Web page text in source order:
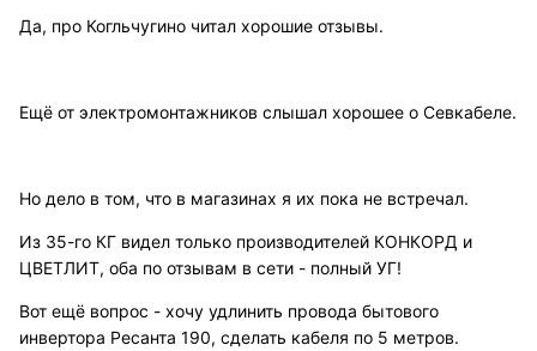
Да, про Когльчугино читал хорошие отзывы.
Ещё от электромонтажников слышал хорошее о Севкабеле.
Но дело в том, что в магазинах я их пока не встречал.
Из 35-го КГ видел только производителей КОНКОРД и
ЦВЕТЛИТ, оба по отзывам в сети - полный УГ!
Вот ещё вопрос - хочу удлинить провода бытового
инвертора Ресанта 190, сделать кабеля по 5 метров.